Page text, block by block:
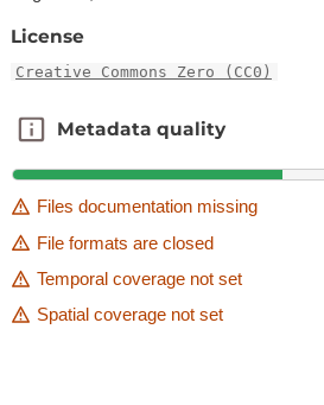
License
Creative Commons Zero (CC0)
Metadata quality
Metadata quality
Files documentation missing
File formats are closed
Temporal coverage not set
Spatial coverage not set